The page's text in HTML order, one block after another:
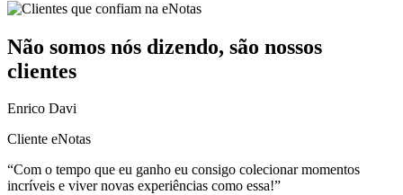
Não somos nós dizendo, são nossos
clientes
Enrico Davi
Cliente eNotas
“Com o tempo que eu ganho eu consigo colecionar momentos
incríveis e viver novas experiências como essa!”